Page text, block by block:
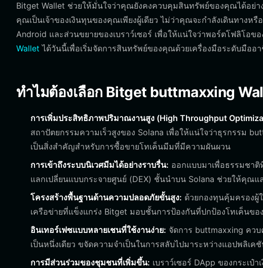
Bitget Wallet ช่วยให้มั่นใจว่าคุณยังคงควบคุมสินทรัพย์ของคุณได้อย่
คุณเป็นเจ้าของเงินทุนของคุณเพียงผู้เดียว ไม่ว่าคุณจะกำลังเดินทางหรื
Android และส่วนขยายของเบราว์เซอร์ เพื่อให้แน่ใจว่าพอร์ตโฟลิโอ
Wallet ได้วันนี้เพื่อเริ่มจัดการสินทรัพย์ของคุณด้วยเครื่องมือระดับมืออ
ทำไมต้องเลือก Bitget buttmaxxing
การเพิ่มประสิทธิภาพปริมาณงานสูง (High Throughput
สถาปัตยกรรมความเร็วสูงของ Solana เพื่อให้แน่ใจว่าธุรกรรม
เป็นสิ่งสำคัญสำหรับการซื้อขายโทเค็นมีมที่มีความผันผวน
การเข้าถึงระบบนิเวศมีมได้อย่างราบรื่น: ออกแบบมาเพื่อธรรมชาติ
แลกเปลี่ยนแบบกระจายศูนย์ (DEX) ชั้นนำบน Solana ช่วยให้คุณแ
โครงสร้างพื้นฐานด้านความปลอดภัยขั้นสูง: ด้วยกองทุนคุ้มครอง
เครือข่ายที่แข็งแกร่ง Bitget มอบชั้นการป้องกันที่ปกป้องโทเค็นข
อินเทอร์เฟซแบบหลายเชนที่ใช้งานง่าย: จัดการ buttmaxxing คว
เป็นหนึ่งเดียว ขจัดความจำเป็นในการสลับไปมาระหว่างแอปพลิเค
การมีส่วนร่วมของชุมชนที่เพิ่มขึ้น: เบราว์เซอร์ DApp ของกระเป๋